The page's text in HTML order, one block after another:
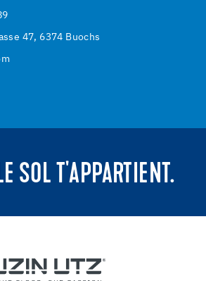
47, 6374 Buochs
SOL T'APPARTIENT.